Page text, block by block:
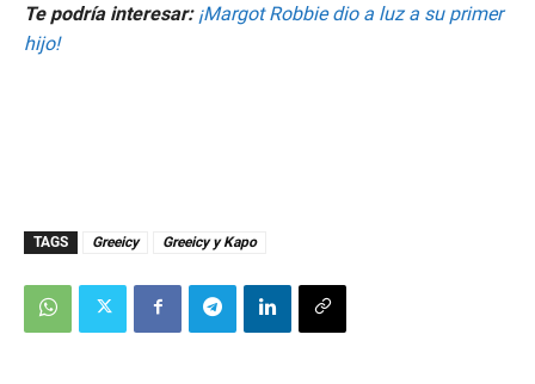
Te podría interesar: ¡Margot Robbie dio a luz a su primer
hijo!
TAGS Greeicy Greeicy y Kapo